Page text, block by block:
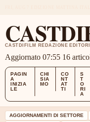
CASTDIFILM REDAZIONE
Aggiornato 07:55 16
PAGIN
A
INIZIA
LE
CHI
SIA
MO
CO
NT
AT
TI
S
T
O
RI
A
AGGIORNAMENTI DI SETTORE